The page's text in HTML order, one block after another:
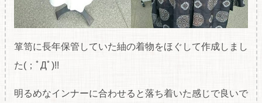
箪笥に長年保管していた紬の着物をほぐして作成しまし
た(；ﾟДﾟ)!!
明るめなインナーに合わせると落ち着いた感じで良いで